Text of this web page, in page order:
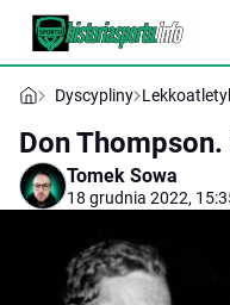
Dyscypliny
Don Thompson.
Tomek Sowa
18 grudnia 2022,